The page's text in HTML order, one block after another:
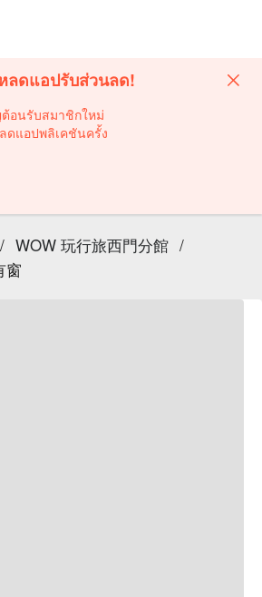
ลดแอปรับส่วนลด!
อนรับสมาชิกใหม่
ดแอปพลิเคชันครั้ง
/ WOW 玩行旅西門分館 /
窗